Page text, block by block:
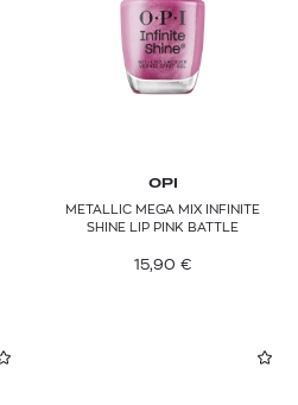
OPI
METALLIC MEGA MIX INFINITE
SHINE LIP PINK BATTLE
15,90 €